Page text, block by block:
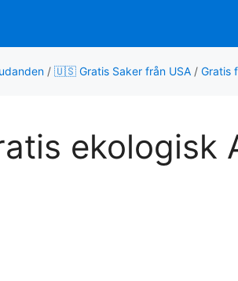
/ 🇺🇸 Gratis Saker från USA / Gratis
ekologisk